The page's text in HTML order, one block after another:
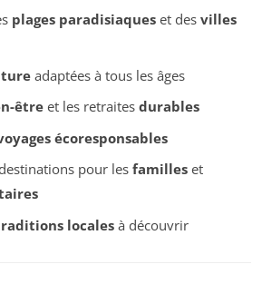
plages paradisiaqueset des villes
adaptées à tous les âges
êtreet les retraites durables
écoresponsables
pour les familleset
localesà découvrir